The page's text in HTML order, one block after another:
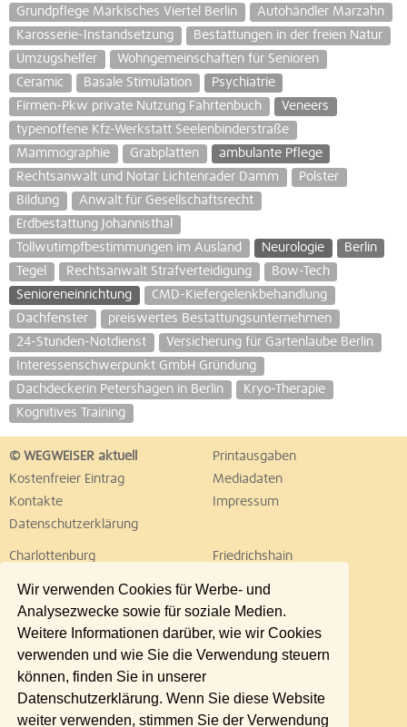
Wir verwenden Cookies für Werbe- und
Analysezwecke sowie für soziale Medien.
Weitere Informationen darüber, wie wir Cookies
verwenden und wie Sie die Verwendung steuern
können, finden Sie in unserer
Datenschutzerklärung. Wenn Sie diese Website
weiter verwenden, stimmen Sie der Verwendung
Grundpflege Märkisches Viertel Berlin
Autohändler Marzahn
Karosserie-Instandsetzung
Bestattungen in der freien Natur
Umzugshelfer
Wohngemeinschaften für Senioren
Ceramic
Basale Stimulation
Psychiatrie
Firmen-Pkw private Nutzung Fahrtenbuch
Veneers
typenoffene Kfz-Werkstatt Seelenbinderstraße
Mammographie
Grabplatten
ambulante Pflege
Rechtsanwalt und Notar Lichtenrader Damm
Polster
Bildung
Anwalt für Gesellschaftsrecht
Erdbestattung Johannisthal
Tollwutimpfbestimmungen im Ausland
Neurologie
Berlin
Tegel
Rechtsanwalt Strafverteidigung
Bow-Tech
Senioreneinrichtung
CMD-Kiefergelenkbehandlung
Dachfenster
preiswertes Bestattungsunternehmen
24-Stunden-Notdienst
Versicherung für Gartenlaube Berlin
Interessenschwerpunkt GmbH Gründung
Dachdeckerin Petershagen in Berlin
Kryo-Therapie
Kognitives Training
© WEGWEISER aktuell
Printausgaben
Kostenfreier Eintrag
Mediadaten
Kontakte
Impressum
Datenschutzerklärung
Charlottenburg
Friedrichshain
Lichtenberg
Marzahn
Neukölln
Pankow
Reinickendorf
Schöneberg
Spandau
Steglitz